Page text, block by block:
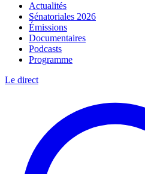
Actualités
Sénatoriales 2026
Émissions
Documentaires
Podcasts
Programme
Le direct